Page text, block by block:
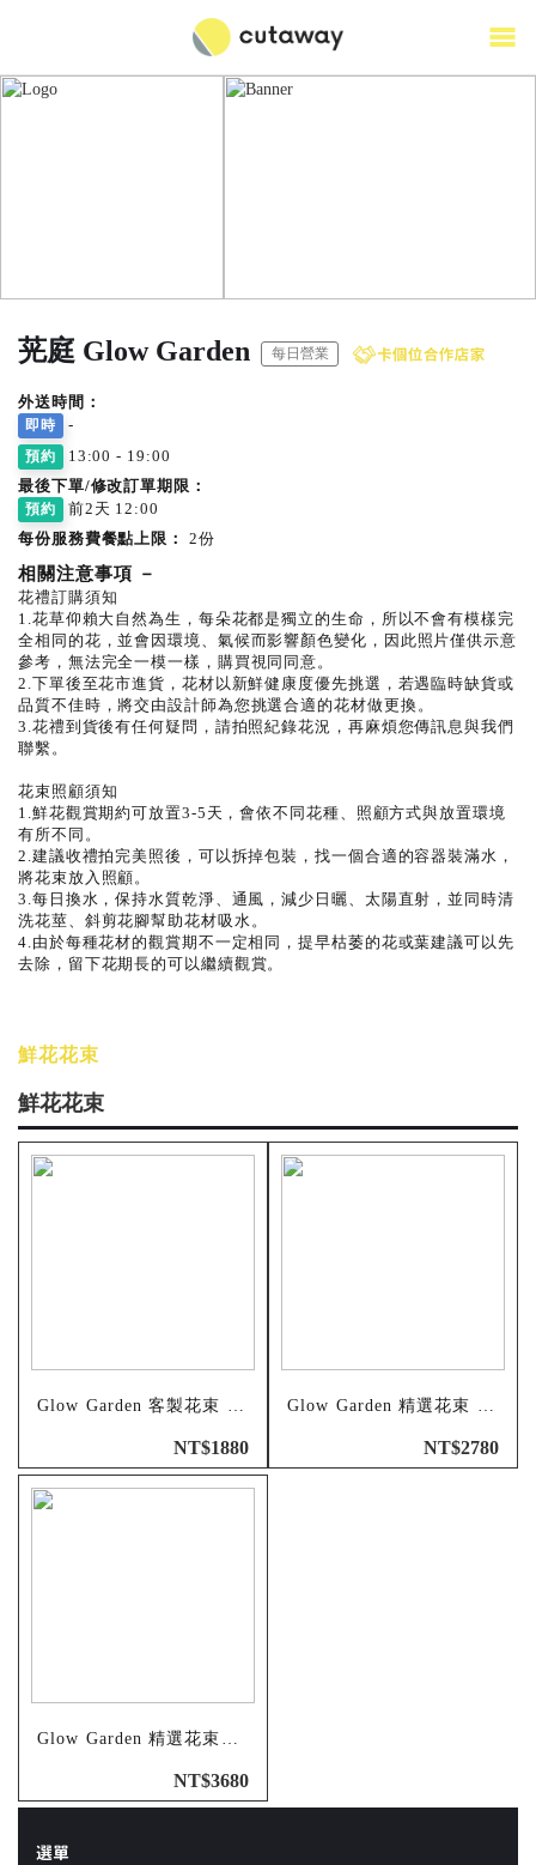
茪庭 Glow Garden 每日營業
外送時間：
即時 -
預約
13:00 - 19:00
最後下單/修改訂單期限：
預約
前2天 12:00
每份服務費餐點上限： 2份
相關注意事項 －
花禮訂購須知
1.花草仰賴大自然為生，每朵花都是獨立的生命，所以不會有模樣完
全相同的花，並會因環境、氣候而影響顏色變化，因此照片僅供示意
參考，無法完全一模一樣，購買視同同意。
2.下單後至花市進貨，花材以新鮮健康度優先挑選，若遇臨時缺貨或
品質不佳時，將交由設計師為您挑選合適的花材做更換。
3.花禮到貨後有任何疑問，請拍照紀錄花況，再麻煩您傳訊息與我們
聯繫。
花束照顧須知
1.鮮花觀賞期約可放置3-5天，會依不同花種、照顧方式與放置環境
有所不同。
2.建議收禮拍完美照後，可以拆掉包裝，找一個合適的容器裝滿水，
將花束放入照顧。
3.每日換水，保持水質乾淨、通風，減少日曬、太陽直射，並同時清
洗花莖、斜剪花腳幫助花材吸水。
4.由於每種花材的觀賞期不一定相同，提早枯萎的花或葉建議可以先
去除，留下花期長的可以繼續觀賞。
鮮花花束
鮮花花束
Glow Garden 客製花束 （Ｓ）
NT$1880
Glow Garden 精選花束 （Ｍ）
NT$2780
Glow Garden 精選花束（Ｌ)
NT$3680
選單